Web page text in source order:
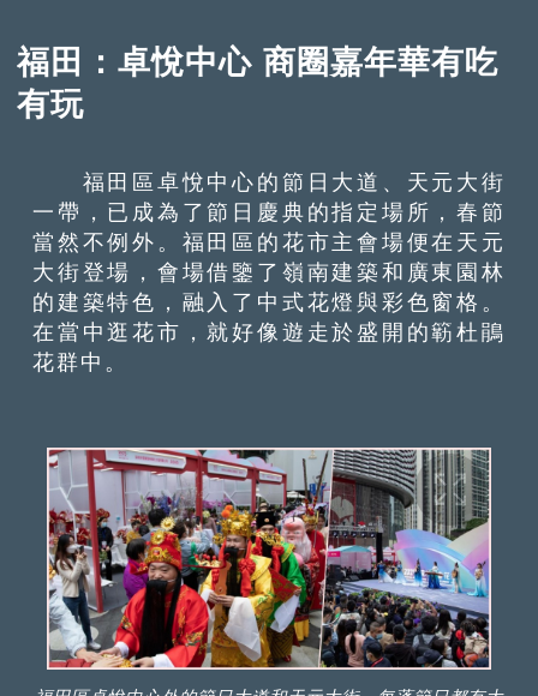
福田：卓悅中心 商圈嘉年華有吃
有玩
福田區卓悅中心的節日大道、天元大街
一帶，已成為了節日慶典的指定場所，春節
當然不例外。福田區的花市主會場便在天元
大街登場，會場借鑒了嶺南建築和廣東園林
的建築特色，融入了中式花燈與彩色窗格。
在當中逛花市，就好像遊走於盛開的簕杜鵑
花群中。